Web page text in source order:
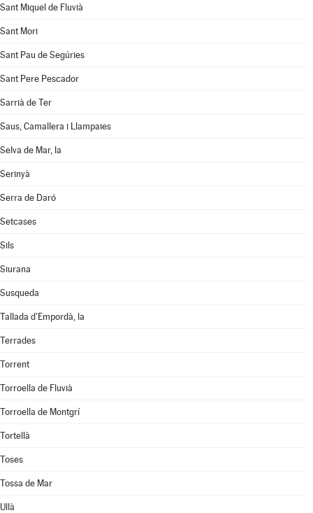
Sant Miquel de Fluvià
Sant Mori
Sant Pau de Segúries
Sant Pere Pescador
Sarrià de Ter
Saus, Camallera i Llampaies
Selva de Mar, la
Serinyà
Serra de Daró
Setcases
Sils
Siurana
Susqueda
Tallada d'Empordà, la
Terrades
Torrent
Torroella de Fluvià
Torroella de Montgrí
Tortellà
Toses
Tossa de Mar
Ullà